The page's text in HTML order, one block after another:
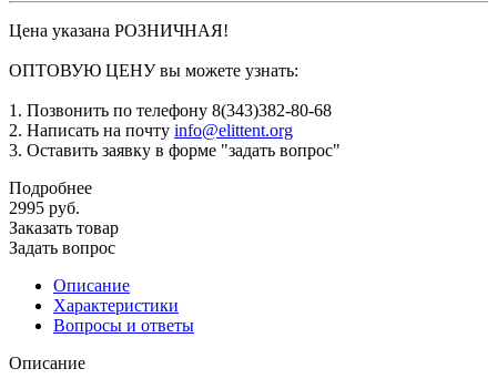
Цена указана РОЗНИЧНАЯ!
ОПТОВУЮ ЦЕНУ вы можете узнать:
1. Позвонить по телефону 8(343)382-80-68
2. Написать на почту info@elittent.org
3. Оставить заявку в форме "задать вопрос"
Подробнее
2995 руб.
Заказать товар
Задать вопрос
Описание
Характеристики
Вопросы и ответы
Описание